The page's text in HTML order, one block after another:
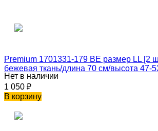
Premium 1701331-179 BE размер LL [2
бежевая ткань/длина 70 см/высота 47-
Нет в наличии
1 050 ₽
В корзину